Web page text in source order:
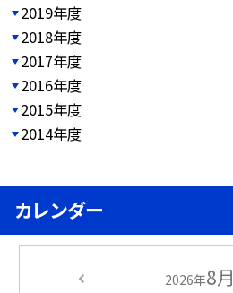
2019年度
2018年度
2017年度
2016年度
2015年度
2014年度
カレンダー
2026年8月